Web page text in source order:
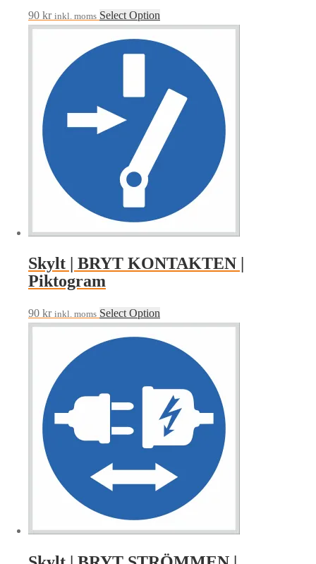
90 kr inkl. moms Select Option
Skylt | BRYT KONTAKTEN |
Piktogram
90 kr inkl. moms Select Option